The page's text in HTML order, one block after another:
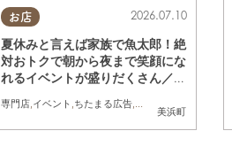
お店
美浜町
2026.07.10
夏休みと言えば家族で魚太郎！絶
対おトクで朝から夜まで笑顔にな
れるイベントが盛りだくさん／ち
専門店,イベント ,ちたまる広告,家族